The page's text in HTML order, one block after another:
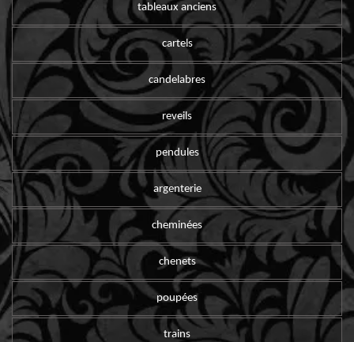
tableaux anciens
cartels
candelabres
reveils
pendules
argenterie
cheminées
chenets
poupées
trains